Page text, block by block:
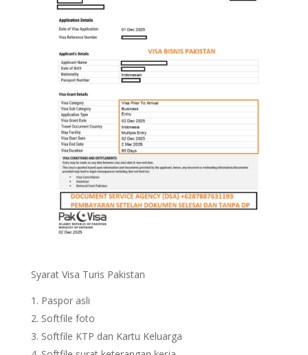
Syarat Visa Turis Pakistan
Paspor asli
Softfile foto
Softfile KTP dan Kartu Keluarga